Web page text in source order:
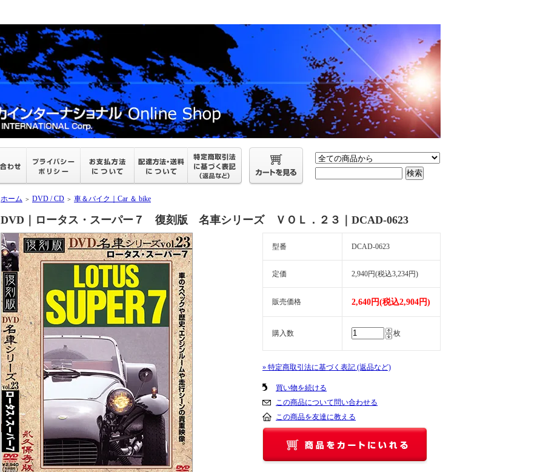
ホーム ＞ DVD / CD ＞ 車＆バイク｜Car ＆ bike
DVD｜ロータス・スーパー７ 復刻版 名車シリーズ ＶＯＬ．２３｜DCAD-0623
型番 DCAD-0623
定価 2,940円(税込3,234円)
販売価格 2,640円(税込2,904円)
購入数 枚
» 特定商取引法に基づく表記 (返品など)
買い物を続ける
この商品について問い合わせる
この商品を友達に教える